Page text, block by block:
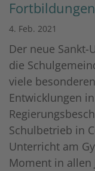
4. Feb. 2021
Der neue
die
viele
Entwicklungen
Schulbetrieb in
Unterricht am
Moment in allen